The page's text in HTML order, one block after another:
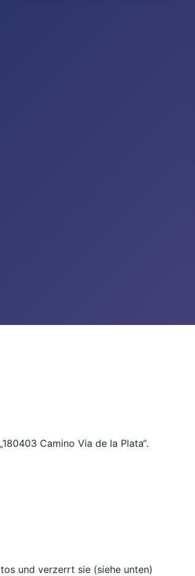
Camino Via de la Plata“.
und verzerrt sie (siehe unten)